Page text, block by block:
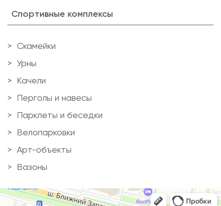
Спортивные комплексы
Скамейки
Урны
Качели
Перголы и навесы
Парклеты и беседки
Велопарковки
Арт-объекты
Вазоны